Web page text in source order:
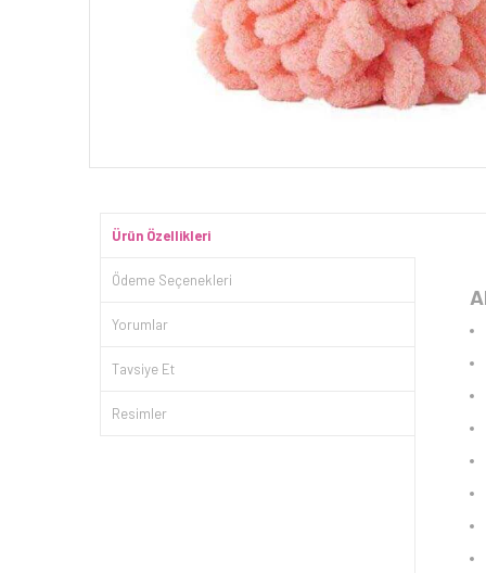
Ürün Özellikleri
Ödeme Seçenekleri
Yorumlar
Tavsiye Et
Resimler